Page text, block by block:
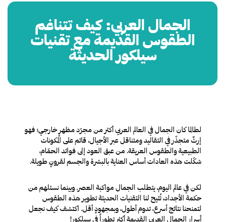
الجمال العربي: كيف تتناغم
الطقوس القديمة مع تقنيات
سيلكور الحديثة
لطالما كان الجمال في العالم العربي أكثر من مجرّد مظهرٍ خارجي؛ فهو
إرثٌ متجذّر في التقاليد ومتناقل عبر الأجيال، قائم على المكونات
الطبيعية والطقوس العريقة. من عبق العود إلى فوائد الحمّام،
شكّلت هذه العادات أساس العناية بالبشرة والجسم لقرونٍ طويلة.
لكن في عالم اليوم، يتطلب الجمال مواكبة العصر. وبينما نستلهم من
حكمة الأجداد، تُتيح لنا التقنيات الحديثة تطوير هذه الطقوس
لتمنحنا نتائج أسرع، تدوم أطول، وبمجهودٍ أقل. اكتشف كيف نجعل
أسرار الجمال العربي القديمة أكثر تطوراً في سيلكور!